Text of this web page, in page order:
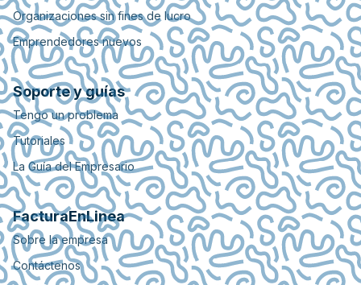
Organizaciones sin fines de lucro
Emprendedores nuevos
Soporte y guías
Tengo un problema
Tutoriales
La Guía del Empresario
FacturaEnLinea
Sobre la empresa
Contáctenos